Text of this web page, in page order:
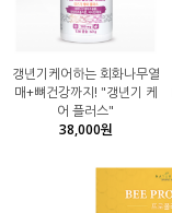
갱년기케어하는 회화나무열
매+뼈건강까지! "갱년기 케
어 플러스"
38,000원